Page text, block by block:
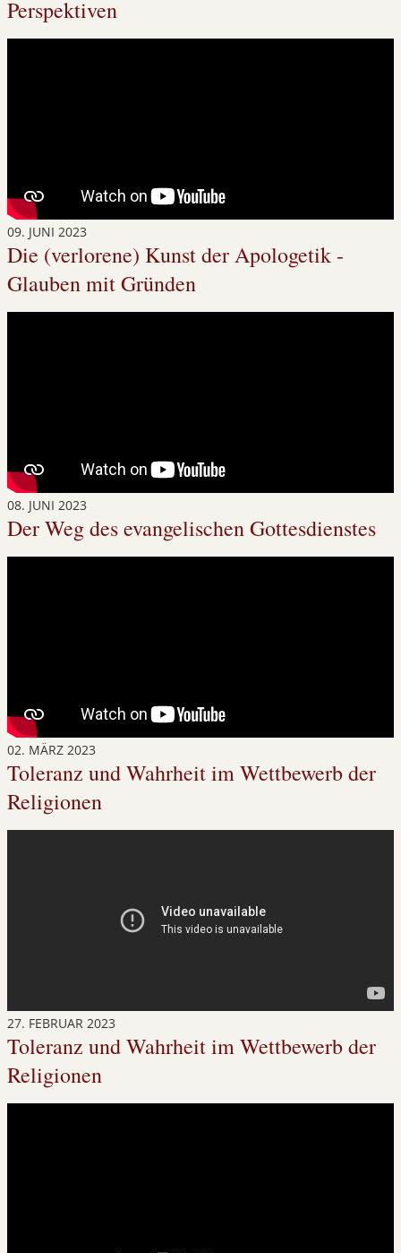
Perspektiven
09. JUNI 2023
Die (verlorene) Kunst der Apologetik -
Glauben mit Gründen
08. JUNI 2023
Der Weg des evangelischen Gottesdienstes
02. MÄRZ 2023
Toleranz und Wahrheit im Wettbewerb der
Religionen
27. FEBRUAR 2023
Toleranz und Wahrheit im Wettbewerb der
Religionen